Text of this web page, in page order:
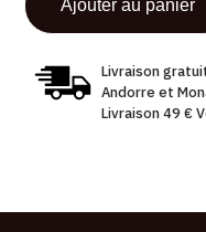
Livraison
Andorre et
Livraison 49 €